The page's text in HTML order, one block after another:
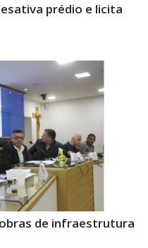
prédio e licita
de infraestrutura